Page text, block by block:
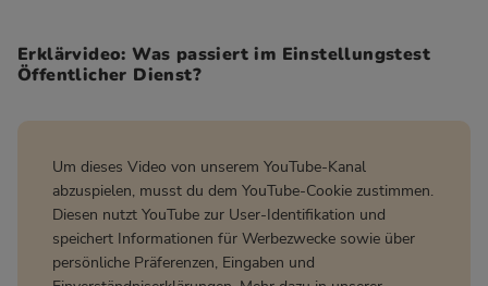
Erklärvideo: Was passiert im Einstellungstest
Öffentlicher Dienst?
Um dieses Video von unserem YouTube-Kanal
abzuspielen, musst du dem YouTube-Cookie zustimmen.
Diesen nutzt YouTube zur User-Identifikation und
speichert Informationen für Werbezwecke sowie über
persönliche Präferenzen, Eingaben und